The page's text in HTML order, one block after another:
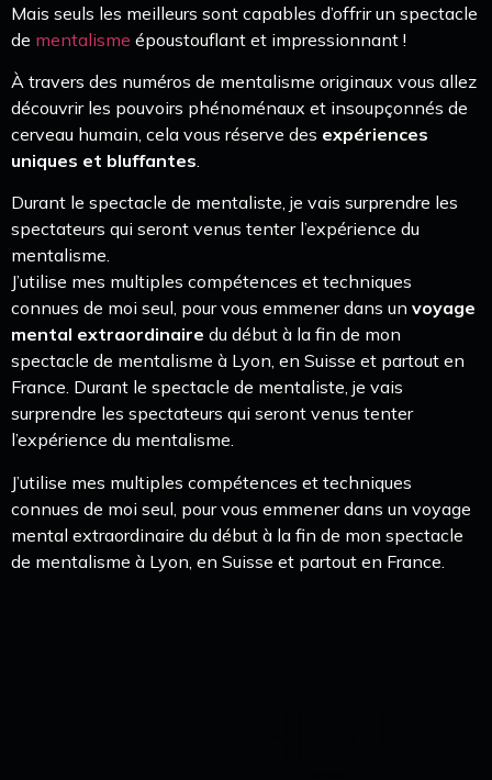
Mais seuls les meilleurs sont capables d’offrir un spectacle
de mentalisme époustouflant et impressionnant !
À travers des numéros de mentalisme originaux vous allez
découvrir les pouvoirs phénoménaux et insoupçonnés de
cerveau humain, cela vous réserve des expériences
uniques et bluffantes
Durant le spectacle de mentaliste, je vais surprendre les
spectateurs qui seront venus tenter l’expérience du
mentalisme.
J’utilise mes multiples compétences et techniques
connues de moi seul, pour vous emmener dans un voyage
mental extraordinaire du début à la fin de mon
spectacle de mentalisme à Lyon, en Suisse et partout en
France. Durant le spectacle de mentaliste, je vais
surprendre les spectateurs qui seront venus tenter
l’expérience du mentalisme.
J’utilise mes multiples compétences et techniques
connues de moi seul, pour vous emmener dans un voyage
mental extraordinaire du début à la fin de mon spectacle
de mentalisme à Lyon, en Suisse et partout en France.